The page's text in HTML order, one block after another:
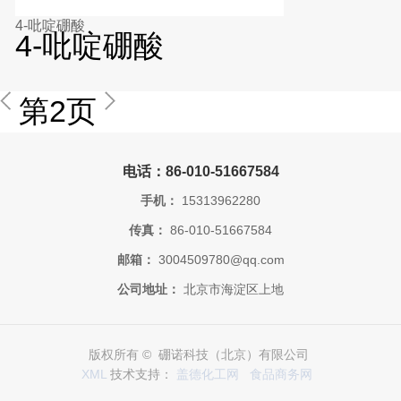
4-吡啶硼酸
4-吡啶硼酸
第2页
电话：86-010-51667584
手机： 15313962280
传真： 86-010-51667584
邮箱： 3004509780@qq.com
公司地址： 北京市海淀区上地
版权所有 © 硼诺科技（北京）有限公司
XML 技术支持： 盖德化工网 食品商务网